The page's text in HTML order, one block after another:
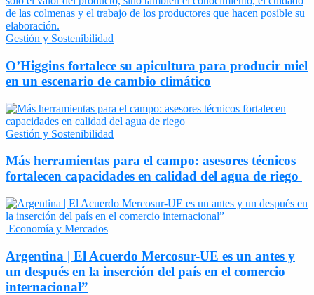
Gestión y Sostenibilidad
O’Higgins fortalece su apicultura para producir miel
en un escenario de cambio climático
Gestión y Sostenibilidad
Más herramientas para el campo: asesores técnicos
fortalecen capacidades en calidad del agua de riego
Economía y Mercados
Argentina | El Acuerdo Mercosur-UE es un antes y
un después en la inserción del país en el comercio
internacional”